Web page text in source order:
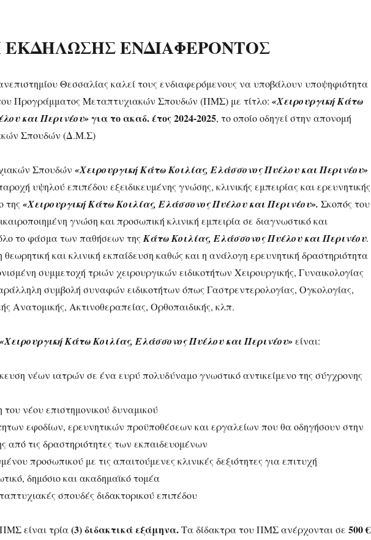
ΕΝΔΙΑΦΕΡΟΝΤΟΣ
Θεσσαλίας καλεί τους ενδιαφερόμενους να υποβάλουν υποψηφιότητα
Προγράμματος Μεταπτυχιακών Σπουδών (ΠΜΣ) με τίτλο: «Χειρουργική Κάτω
και Περινέου»για το ακαδ. έτος 2024-2025, το οποίο οδηγεί στην απονομή
Σπουδών (Δ.Μ.Σ)
Σπουδών «Χειρουργική Κάτω Κοιλίας, Ελάσσονος Πυέλου και Περινέου»
υψηλού επιπέδου εξειδικευμένης γνώσης, κλινικής εμπειρίας και ερευνητικής
της «Χειρουργική Κάτω Κοιλίας, Ελάσσονος Πυέλου και Περινέου». Σκοπός του
γνώση και προσωπική κλινική εμπειρία σε διαγνωστικό και
το φάσμα των παθήσεων της Κάτω Κοιλίας, Ελάσσονος Πυέλου και Περινέου.
και κλινική εκπαίδευση καθώς και η ανάλογη ερευνητική δραστηριότητα
συμμετοχή τριών χειρουργικών ειδικοτήτων Χειρουργικής, Γυναικολογίας
συμβολή συναφών ειδικοτήτων όπως Γαστρεντερολογίας, Ογκολογίας,
Ανατομικής, Ακτινοθεραπείας, Ορθοπαιδικής, κλπ.
«Χειρουργική Κάτω Κοιλίας, Ελάσσονος Πυέλου και Περινέου»είναι:
νέων ιατρών σε ένα ευρύ πολυδύναμο γνωστικό αντικείμενο της σύγχρονης
του νέου επιστημονικού δυναμικού
εφοδίων, ερευνητικών προϋποθέσεων και εργαλείων που θα οδηγήσουν στην
τις δραστηριότητες των εκπαιδευομένων
προσωπικού με τις απαιτούμενες κλινικές δεξιότητες για επιτυχή
δημόσιο και ακαδημαϊκό τομέα
σπουδές διδακτορικού επιπέδου
είναι τρία(3) διδακτικά εξάμηνα.Τα δίδακτρα του ΠΜΣ ανέρχονται σε 500 €